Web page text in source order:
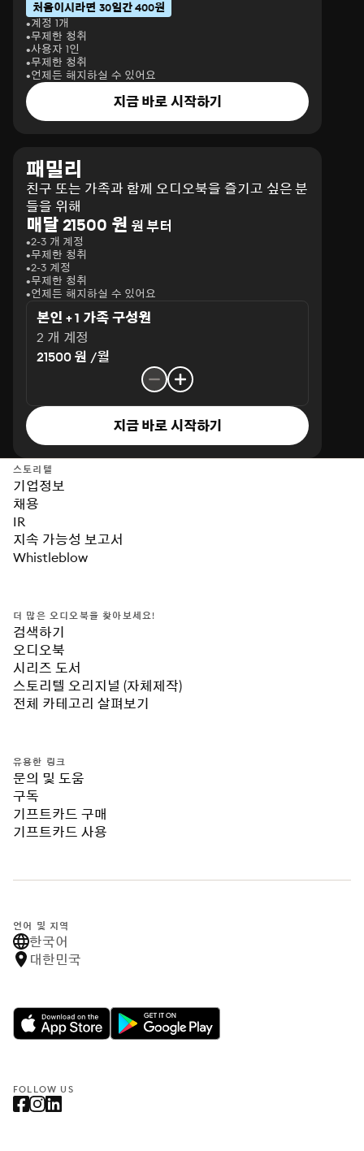
처음이시라면 30일간 400원
계정 1개
무제한 청취
사용자 1인
무제한 청취
언제든 해지하실 수 있어요
지금 바로 시작하기
패밀리
친구 또는 가족과 함께 오디오북을 즐기고 싶은 분
들을 위해
매달 21500 원 원 부터
2-3 개 계정
무제한 청취
2-3 계정
무제한 청취
언제든 해지하실 수 있어요
본인 + 1 가족 구성원
2 개 계정
21500 원 /월
지금 바로 시작하기
스토리텔
기업정보
채용
IR
지속 가능성 보고서
Whistleblow
더 많은 오디오북을 찾아보세요!
검색하기
오디오북
시리즈 도서
스토리텔 오리지널 (자체제작)
전체 카테고리 살펴보기
유용한 링크
문의 및 도움
구독
기프트카드 구매
기프트카드 사용
언어 및 지역
한국어
대한민국
FOLLOW US